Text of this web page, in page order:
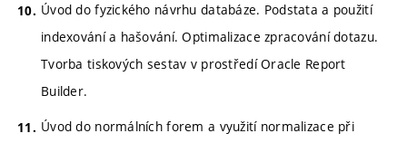
Úvod do fyzického návrhu databáze. Podstata a použití
indexování a hašování. Optimalizace zpracování dotazu.
Tvorba tiskových sestav v prostředí Oracle Report
Builder.
Úvod do normálních forem a využití normalizace při